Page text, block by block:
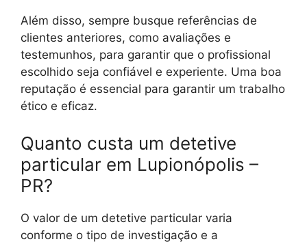
Além disso, sempre busque referências de
clientes anteriores, como avaliações e
testemunhos, para garantir que o profissional
escolhido seja confiável e experiente. Uma boa
reputação é essencial para garantir um trabalho
ético e eficaz.
Quanto custa um detetive
particular em Lupionópolis –
PR?
O valor de um detetive particular varia
conforme o tipo de investigação e a